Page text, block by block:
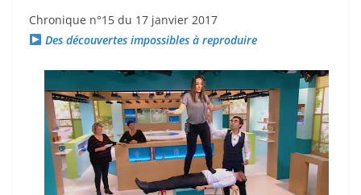
Chronique n°15 du 17 janvier 2017
Des découvertes impossibles à reproduire